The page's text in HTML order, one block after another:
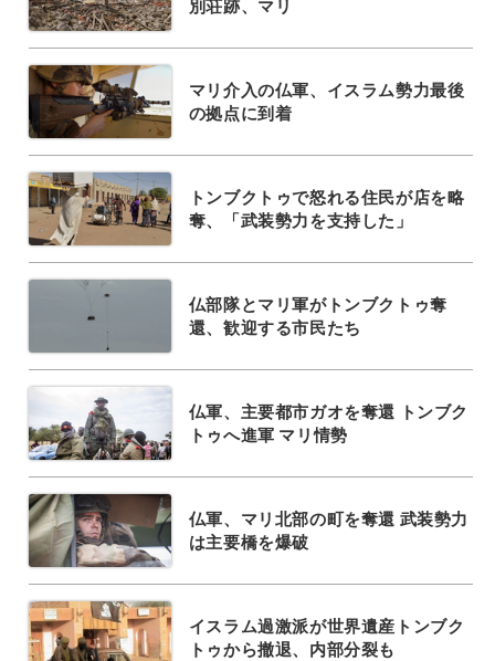
別荘跡、マリ
マリ介入の仏軍、イスラム勢力最後
の拠点に到着
トンブクトゥで怒れる住民が店を略
奪、「武装勢力を支持した」
仏部隊とマリ軍がトンブクトゥ奪
還、歓迎する市民たち
仏軍、主要都市ガオを奪還 トンブク
トゥへ進軍 マリ情勢
仏軍、マリ北部の町を奪還 武装勢力
は主要橋を爆破
イスラム過激派が世界遺産トンブク
トゥから撤退、内部分裂も